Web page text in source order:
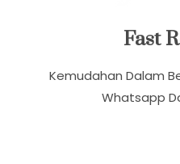
Fast
Kemudahan Dalam
Whatsapp